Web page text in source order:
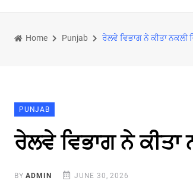
Home Punjab ਰੇਲਵੇ ਵਿਭਾਗ ਨੇ ਕੀਤਾ
PUNJAB
ਰੇਲਵੇ ਵਿਭਾਗ ਨੇ
BYADMIN JUNE 30, 2026